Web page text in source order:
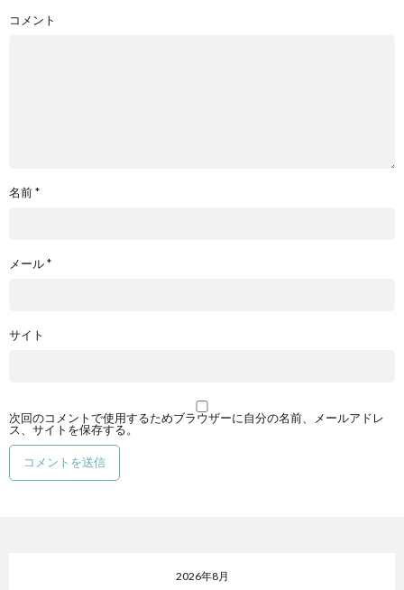
コメント
名前*
メール*
サイト
次回のコメントで使用するためブラウザーに自分の名前、メールアドレ
ス、サイトを保存する。
2026年8月